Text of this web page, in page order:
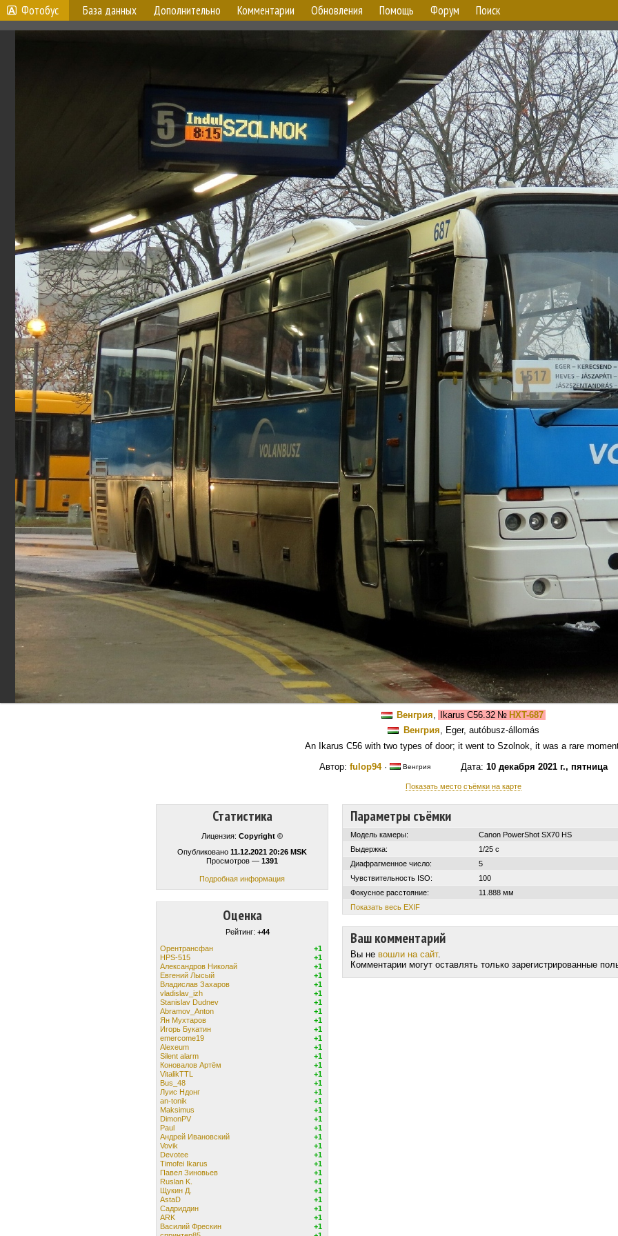
Фотобус База данных Дополнительно Комментарии Обновления Помощь Форум Поиск
Венгрия, Ikarus C56.32 № HXT-687
Венгрия, Eger, autóbusz-állomás
An Ikarus C56 with two types of door; it went to Szolnok, it was a rare
Автор: fulop94· Венгрия Дата: 10 декабря 2021 г., пятница
Показать место съёмки на карте
Статистика
Лицензия: Copyright ©
Опубликовано 11.12.2021 20:26 MSK
Просмотров — 1391
Подробная информация
Оценка
Рейтинг: +44
Орентрансфан
+1
HPS-515
+1
Александров Николай
+1
Евгений Лысый
+1
Владислав Захаров
+1
vladislav_izh
+1
Stanislav Dudnev
+1
Abramov_Anton
+1
Ян Мухтаров
+1
Игорь Букатин
+1
emercome19
+1
Alexeum
+1
Silent alarm
+1
Коновалов Артём
+1
VitalikTTL
+1
Bus_48
+1
Луис Ндонг
+1
an-tonik
+1
Maksimus
+1
DimonPV
+1
Paul
+1
Андрей Ивановский
+1
Vovik
+1
Devotee
+1
Timofei Ikarus
+1
Павел Зиновьев
+1
Ruslan K.
+1
Щукин Д.
+1
AstaD
+1
Садриддин
+1
ARK
+1
Василий Фрескин
+1
Параметры съёмки
Модель камеры:
Canon PowerShot SX70 HS
Выдержка:
1/25 с
Диафрагменное число:
5
Чувствительность ISO:
100
Фокусное расстояние:
11.888 мм
Показать весь EXIF
Ваш комментарий
Вы не вошли на сайт.
Комментарии могут оставлять только зарегистрированные